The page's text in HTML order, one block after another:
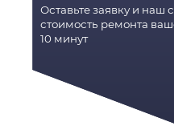
Оставьте заявку и наш
стоимость ремонта
10 минут